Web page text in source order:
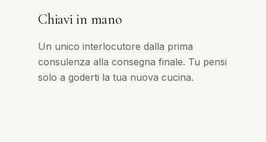
Chiavi in mano
Un unico interlocutore dalla prima
consulenza alla consegna finale. Tu pensi
solo a goderti la tua nuova cucina.